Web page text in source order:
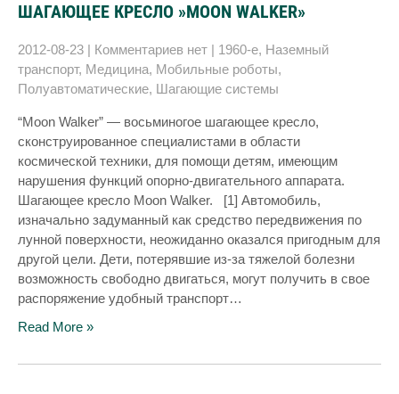
ШАГАЮЩЕЕ КРЕСЛО »MOON WALKER»
2012-08-23 | Комментариев нет | 1960-е, Наземный
транспорт, Медицина, Мобильные роботы,
Полуавтоматические, Шагающие системы
“Moon Walker” — восьминогое шагающее кресло,
сконструированное специалистами в области
космической техники, для помощи детям, имеющим
нарушения функций опорно-двигательного аппарата.
Шагающее кресло Moon Walker. [1] Автомобиль,
изначально задуманный как средство передвижения по
лунной поверхности, неожиданно оказался пригодным для
другой цели. Дети, потерявшие из-за тяжелой болезни
возможность свободно двигаться, могут получить в свое
распоряжение удобный транспорт…
Read More »